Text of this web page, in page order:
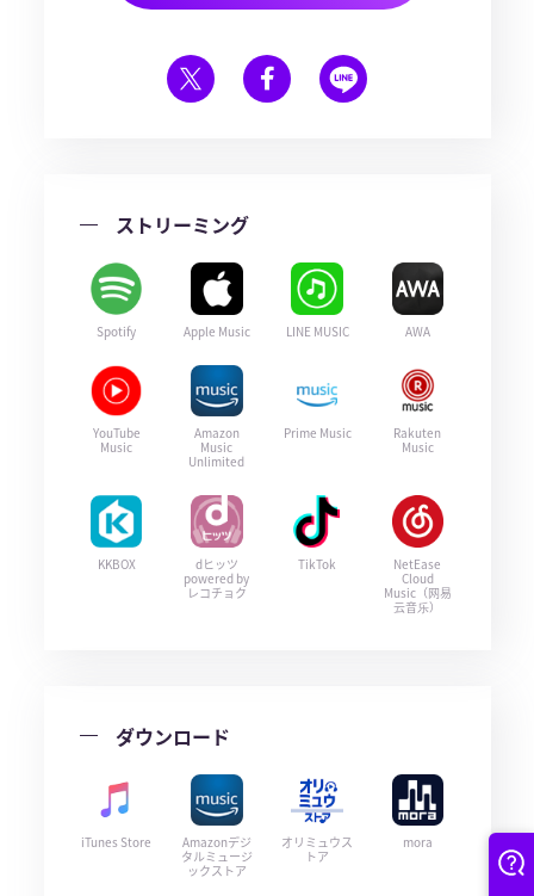
ストリーミング
Spotify Apple Music LINE MUSIC AWA
YouTube
Music
Amazon
Music
Unlimited
Prime Music
Rakuten
Music
KKBOX
dヒッツ
powered by
レコチョク
TikTok
NetEase
Cloud
Music（网易
云音乐）
ダウンロード
iTunes Store
Amazonデジ
タルミュージ
ックストア
オリミュウス
トア
mora